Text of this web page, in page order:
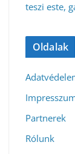
teszi este,
Oldalak
Partnerek
Rólunk